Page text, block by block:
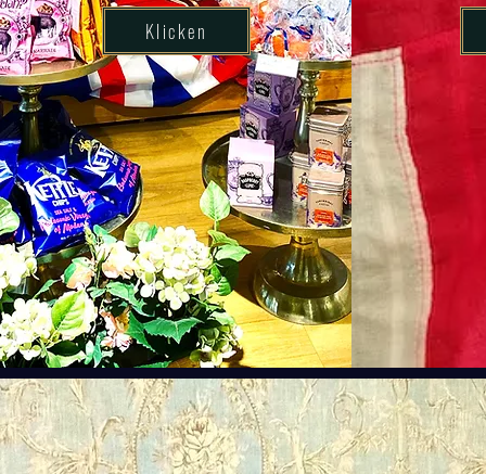
Buchung
Klicken